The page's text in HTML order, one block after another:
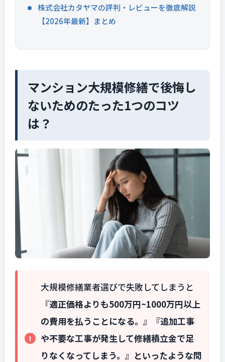
株式会社カタヤマの評判・レビューを徹底解説
【2026年最新】まとめ
マンション大規模修繕で後悔し
ないためのたった1つのコツ
は？
大規模修繕業者選びで失敗してしまうと
『適正価格よりも500万円~1000万円以上
の費用を払うことになる。』
『追加工事
や不要な工事が発生して修繕積立金で足
りなくなってしまう。 』 といったような問